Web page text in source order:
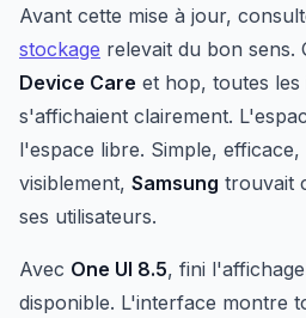
Avant cette mise à jour,
stockage relevait du bon sens.
Device Care et hop, toutes
s'affichaient clairement.
l'espace libre. Simple, efficace,
visiblement, Samsung trouvait
ses utilisateurs.
Avec One UI 8.5, fini
disponible. L'interface montre